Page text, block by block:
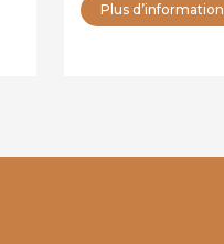
Plus d’information